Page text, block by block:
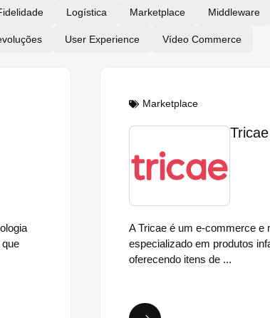
Logística Marketplace Middleware
User Experience Vídeo Commerce
Marketplace
Tricae
A Tricae é um e-commerce e
especializado em produtos
oferecendo itens de ...